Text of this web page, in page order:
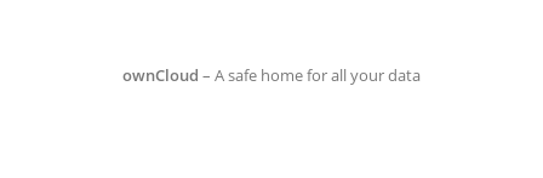
ownCloud – A safe home for all your data